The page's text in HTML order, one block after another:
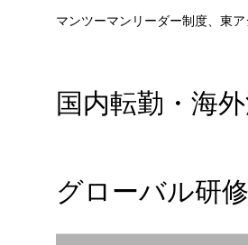
マンツーマンリーダー制度、東
国内転勤・海
グローバル研